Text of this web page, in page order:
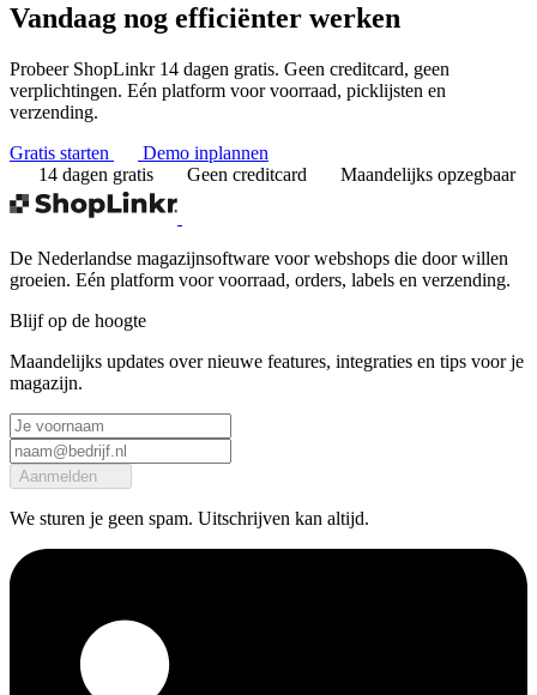
Vandaag nog efficiënter werken
Probeer ShopLinkr 14 dagen gratis. Geen creditcard, geen
verplichtingen. Eén platform voor voorraad, picklijsten en
verzending.
Gratis starten
Demo inplannen
14 dagen gratis
Geen creditcard Maandelijks opzegbaar
De Nederlandse magazijnsoftware voor webshops die door willen
groeien. Eén platform voor voorraad, orders, labels en verzending.
Blijf op de hoogte
Maandelijks updates over nieuwe features, integraties en tips voor je
magazijn.
Aanmelden
We sturen je geen spam. Uitschrijven kan altijd.